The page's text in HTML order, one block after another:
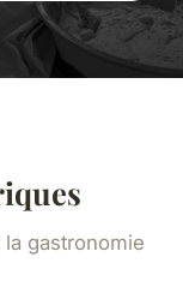
gastronomie